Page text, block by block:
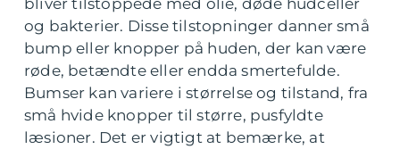
bliver tilstoppede med olie, døde hudceller
og bakterier. Disse tilstopninger danner små
bump eller knopper på huden, der kan være
røde, betændte eller endda smertefulde.
Bumser kan variere i størrelse og tilstand, fra
små hvide knopper til større, pusfyldte
læsioner. Det er vigtigt at bemærke, at